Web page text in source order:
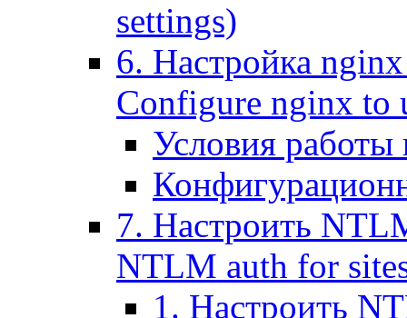
settings)
6. Настройка
Configure nginx to
Условия работы
7. Настроить
NTLM auth for
1. Настроить